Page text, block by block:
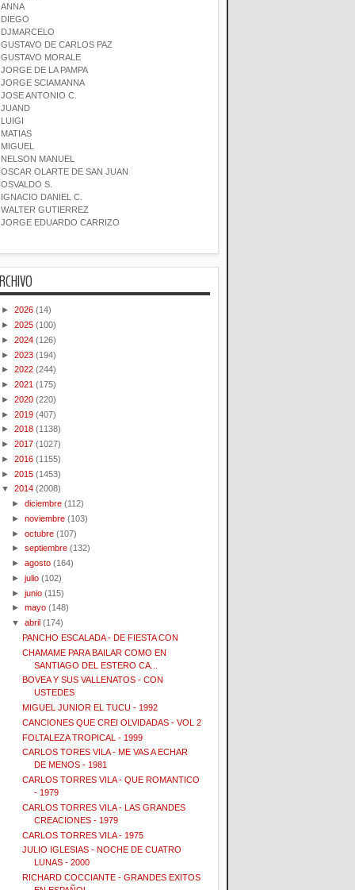
ANNA
DIEGO
DJMARCELO
GUSTAVO DE CARLOS PAZ
GUSTAVO MORALE
JORGE DE LA PAMPA
JORGE SCIAMANNA
JOSE ANTONIO C.
JUAND
LUIGI
MATIAS
MIGUEL
NELSON MANUEL
OSCAR OLARTE DE SAN JUAN
OSVALDO S.
IGNACIO DANIEL C.
WALTER GUTIERREZ
JORGE EDUARDO CARRIZO
► 2026 (14)
► 2025 (100)
► 2024 (126)
► 2023 (194)
► 2022 (244)
► 2021 (175)
► 2020 (220)
► 2019 (407)
► 2018 (1138)
► 2017 (1027)
► 2016 (1155)
► 2015 (1453)
▼ 2014 (2008)
►diciembre (112)
►noviembre (103)
►octubre (107)
►septiembre (132)
►agosto (164)
►julio (102)
►junio (115)
►mayo (148)
▼abril (174)
PANCHO ESCALADA - DE FIESTA CON
CHAMAME PARA BAILAR COMO EN
SANTIAGO DEL ESTERO CA...
BOVEA Y SUS VALLENATOS - CON
USTEDES
MIGUEL JUNIOR EL TUCU - 1992
CANCIONES QUE CREI OLVIDADAS - VOL 2
FOLTALEZA TROPICAL - 1999
CARLOS TORES VILA - ME VAS A ECHAR
DE MENOS - 1981
CARLOS TORRES VILA - QUE ROMANTICO
- 1979
CARLOS TORRES VILA - LAS GRANDES
CREACIONES - 1979
CARLOS TORRES VILA - 1975
JULIO IGLESIAS - NOCHE DE CUATRO
LUNAS - 2000
RICHARD COCCIANTE - GRANDES EXITOS